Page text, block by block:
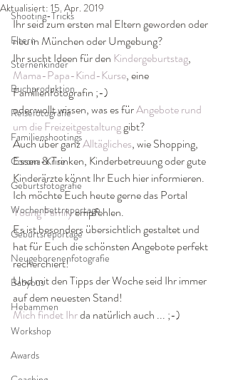
Shooting-Tricks
Eltern
Sternenkinder
Buchproduktion
Reisefotografie
Familienshootings
Corona-Krise
Geburtsfotografie
Wochenbettreportage
Geburtsreportage
Neugeborenenfotografie
Babybus
Hebammen
Workshop
Awards
Aktualisiert: 15. Apr. 2019
Ihr seid zum ersten mal Eltern geworden oder
neu in München oder Umgebung?
Ihr sucht Ideen für den Kindergeburtstag,
Mama-Papa-Kind-Kurse, eine
Familienfotografin ;-)
oder wollt wissen, was es für Angebote rund
um die Freizeitgestaltung gibt?
Auch über ganz Alltägliches, wie Shopping,
Essen & Trinken, Kinderbetreuung oder gute
Kinderärzte könnt Ihr Euch hier informieren.
Ich möchte Euch heute gerne das Portal
Young Family empfehlen.
Es ist besonders übersichtlich gestaltet und
hat für Euch die schönsten Angebote perfekt
recherchiert!
Und mit den Tipps der Woche seid Ihr immer
auf dem neuesten Stand!
Mich findet Ihr da natürlich auch ... ;-)